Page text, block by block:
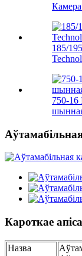
185/
750-16
Кароткае
Назва